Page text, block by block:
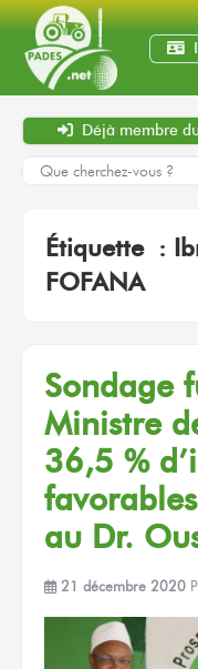
Déjà membre
Étiquette :
FOFANA
Sondage
Ministre
36,5 %
favorables
au Dr.
21 décembre 2020